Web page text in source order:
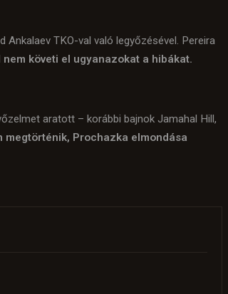
TKO-val való legyőzésével. Pereira
követi el ugyanazokat a hibákat.
aratott – korábbi bajnok Jamahal Hill,
megtörténik, Prochazka elmondása